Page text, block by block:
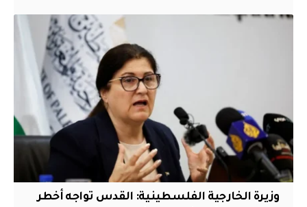
وزيرة الخارجية الفلسطينية: القدس تواجه أخطر